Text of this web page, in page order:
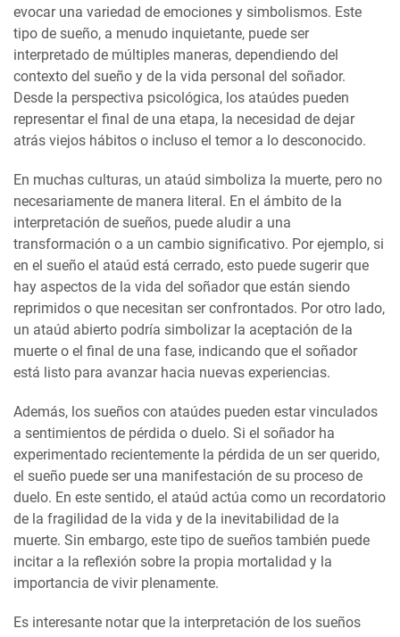
evocar una variedad de emociones y simbolismos. Este
tipo de sueño, a menudo inquietante, puede ser
interpretado de múltiples maneras, dependiendo del
contexto del sueño y de la vida personal del soñador.
Desde la perspectiva psicológica, los ataúdes pueden
representar el final de una etapa, la necesidad de dejar
atrás viejos hábitos o incluso el temor a lo desconocido.
En muchas culturas, un ataúd simboliza la muerte, pero no
necesariamente de manera literal. En el ámbito de la
interpretación de sueños, puede aludir a una
transformación o a un cambio significativo. Por ejemplo, si
en el sueño el ataúd está cerrado, esto puede sugerir que
hay aspectos de la vida del soñador que están siendo
reprimidos o que necesitan ser confrontados. Por otro lado,
un ataúd abierto podría simbolizar la aceptación de la
muerte o el final de una fase, indicando que el soñador
está listo para avanzar hacia nuevas experiencias.
Además, los sueños con ataúdes pueden estar vinculados
a sentimientos de pérdida o duelo. Si el soñador ha
experimentado recientemente la pérdida de un ser querido,
el sueño puede ser una manifestación de su proceso de
duelo. En este sentido, el ataúd actúa como un recordatorio
de la fragilidad de la vida y de la inevitabilidad de la
muerte. Sin embargo, este tipo de sueños también puede
incitar a la reflexión sobre la propia mortalidad y la
importancia de vivir plenamente.
Es interesante notar que la interpretación de los sueños